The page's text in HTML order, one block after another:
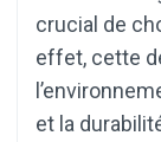
crucial de
effet, cette
et la